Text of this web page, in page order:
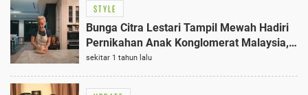
STYLE
Bunga Citra Lestari Tampil Mewah Hadiri
Pernikahan Anak Konglomerat Malaysia, 5
Potret Memukau
sekitar 1 tahun lalu